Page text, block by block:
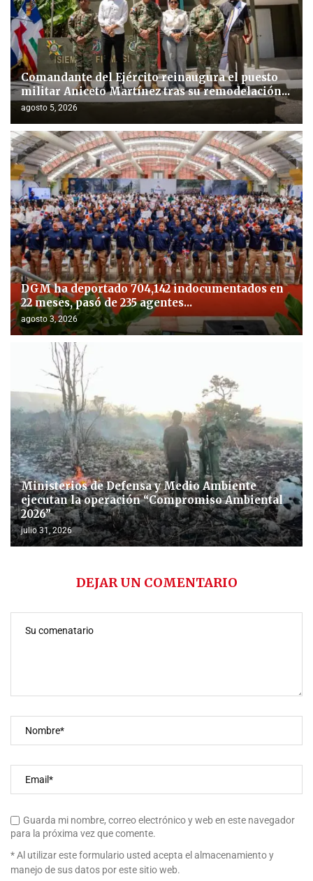
Comandante del Ejército reinaugura el puesto
militar Aniceto Martínez tras su remodelación...
agosto 5, 2026
DGM ha deportado 704,142 indocumentados en
22 meses, pasó de 235 agentes...
agosto 3, 2026
Ministerios de Defensa y Medio Ambiente
ejecutan la operación “Compromiso Ambiental
2026”
julio 31, 2026
DEJAR UN COMENTARIO
Guarda mi nombre, correo electrónico y web en este navegador
para la próxima vez que comente.
* Al utilizar este formulario usted acepta el almacenamiento y
manejo de sus datos por este sitio web.